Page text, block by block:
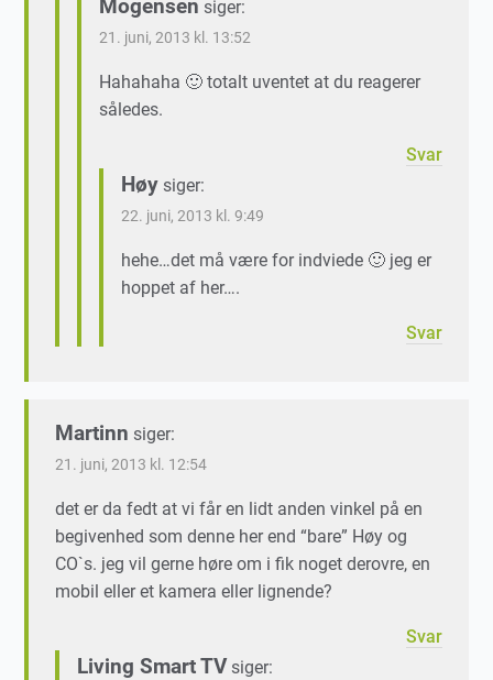
Mogensen siger:
21. juni, 2013 kl. 13:52
Hahahaha 🙂 totalt uventet at du reagerer
således.
Svar
Høy siger:
22. juni, 2013 kl. 9:49
hehe…det må være for indviede 🙂 jeg er
hoppet af her….
Svar
Martinn siger:
21. juni, 2013 kl. 12:54
det er da fedt at vi får en lidt anden vinkel på en
begivenhed som denne her end “bare” Høy og
CO`s. jeg vil gerne høre om i fik noget derovre, en
mobil eller et kamera eller lignende?
Svar
Living Smart TV siger: